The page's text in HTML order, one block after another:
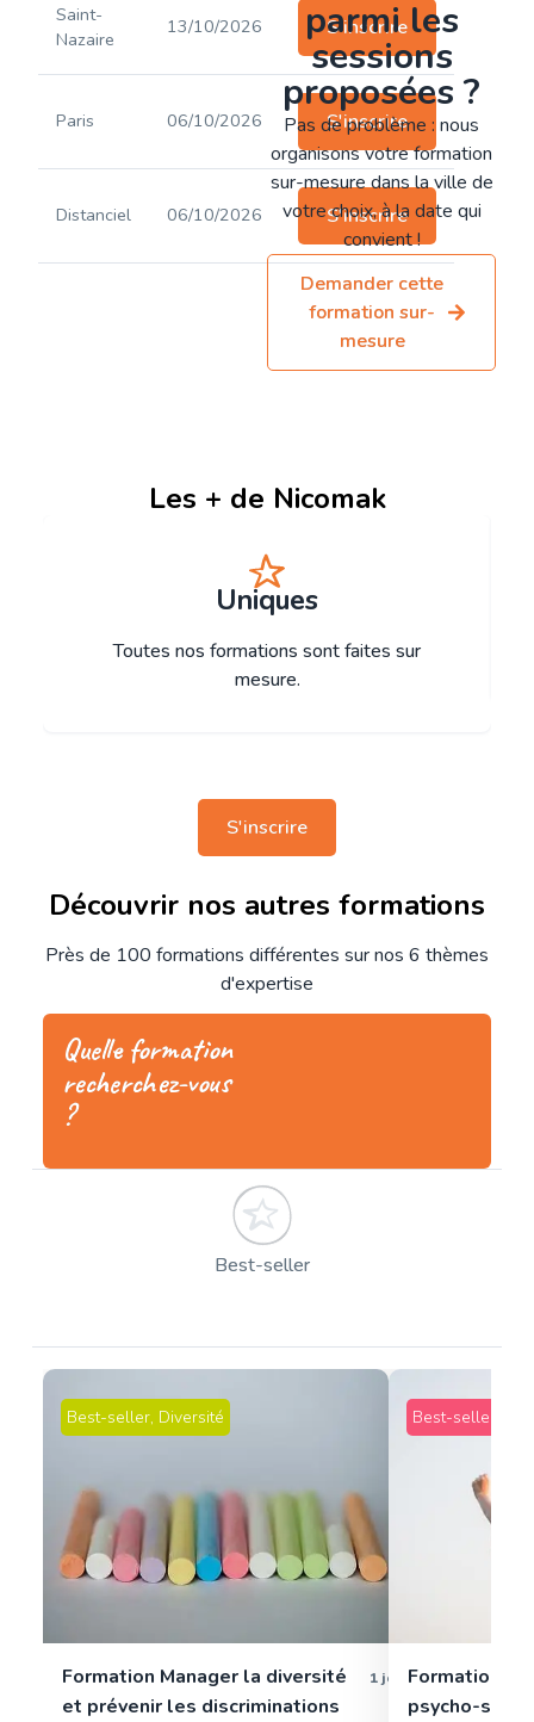
Saint-
Nazaire
13/10/2026 S'inscrire
Paris 06/10/2026 S'inscrire
Distanciel 06/10/2026 S'inscrire
parmi les
sessions
proposées ?
Pas de problème : nous
organisons votre formation
sur-mesure dans la ville de
votre choix, à la date qui
convient !
Demander cette
formation sur-
mesure
Les + de Nicomak
Uniques
Toutes nos formations sont faites sur
mesure.
S'inscrire
Découvrir nos autres formations
Près de 100 formations différentes sur nos 6 thèmes
d'expertise
Quelle formation
recherchez-vous
?
Best-seller
Best-seller, Diversité
Formation Manager la diversité
et prévenir les discriminations
1 jour
Best-seller
Formation
psycho-